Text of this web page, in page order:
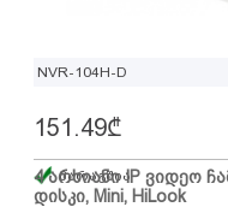
NVR-104H-D
4 არხიანი IP ვიდეო
დისკი, Mini, HiLook
151.49₾
მარაგშია